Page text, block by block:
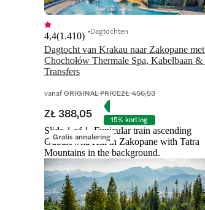
Dagtocht van Krakau naar Zakopane met
Chochołów Thermale Spa, Kabelbaan &
Transfers
4,4(1.410) Dagtochten
vanafORIGINAL PRICEZŁ 456,53
ZŁ 388,05 15% korting
Gratis annulering
Slide 1 of 1, Funicular train ascending
Gubałówka Hill in Zakopane with Tatra
Mountains in the background.